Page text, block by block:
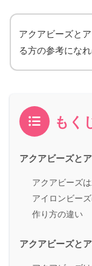
アクアビーズと
る方の参考にな
もく
アクアビーズと
アクアビーズ
アイロンビー
作り方の違い
アクアビーズと